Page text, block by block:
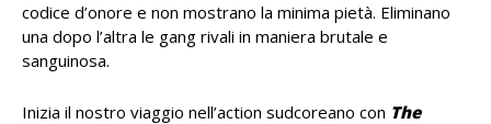
codice d’onore e non mostrano la minima pietà. Eliminano
una dopo l’altra le gang rivali in maniera brutale e
sanguinosa.
Inizia il nostro viaggio nell’action sudcoreano con The